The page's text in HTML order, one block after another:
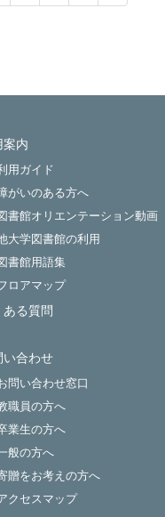
案内
用ガイド
がいのある方へ
書館オリエンテーション動画
大学図書館の利用
書館用語集
ロアマップ
ある質問
い合わせ
問い合わせ窓口
職員の方へ
業生の方へ
般の方へ
贈をお考えの方へ
クセスマップ